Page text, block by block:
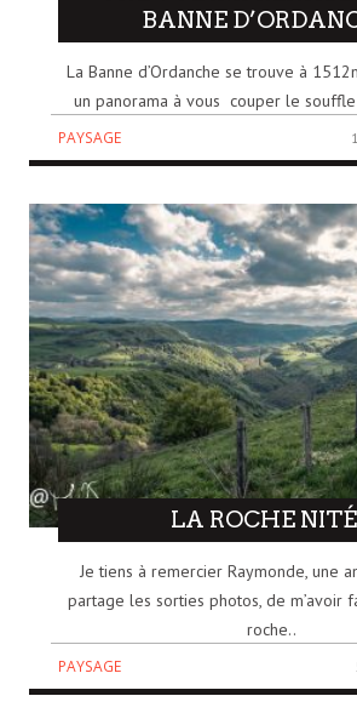
BANNE
La Banne d’Ordanche se trouve à
un panorama à vous couper le
PAYSAGE
LA ROCHE
Je tiens à remercier Raymonde, une
partage les sorties photos, de m’avoir
roche..
PAYSAGE